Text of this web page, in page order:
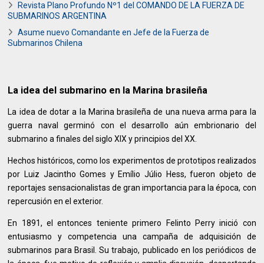
Revista Plano Profundo Nº1 del COMANDO DE LA FUERZA DE
SUBMARINOS ARGENTINA
Asume nuevo Comandante en Jefe de la Fuerza de
Submarinos Chilena
La idea del submarino en la Marina brasileña
La idea de dotar a la Marina brasileña de una nueva arma para la
guerra naval germinó con el desarrollo aún embrionario del
submarino a finales del siglo XIX y principios del XX.
Hechos históricos, como los experimentos de prototipos realizados
por Luiz Jacintho Gomes y Emílio Júlio Hess, fueron objeto de
reportajes sensacionalistas de gran importancia para la época, con
repercusión en el exterior.
En 1891, el entonces teniente primero Felinto Perry inició con
entusiasmo y competencia una campaña de adquisición de
submarinos para Brasil. Su trabajo, publicado en los periódicos de